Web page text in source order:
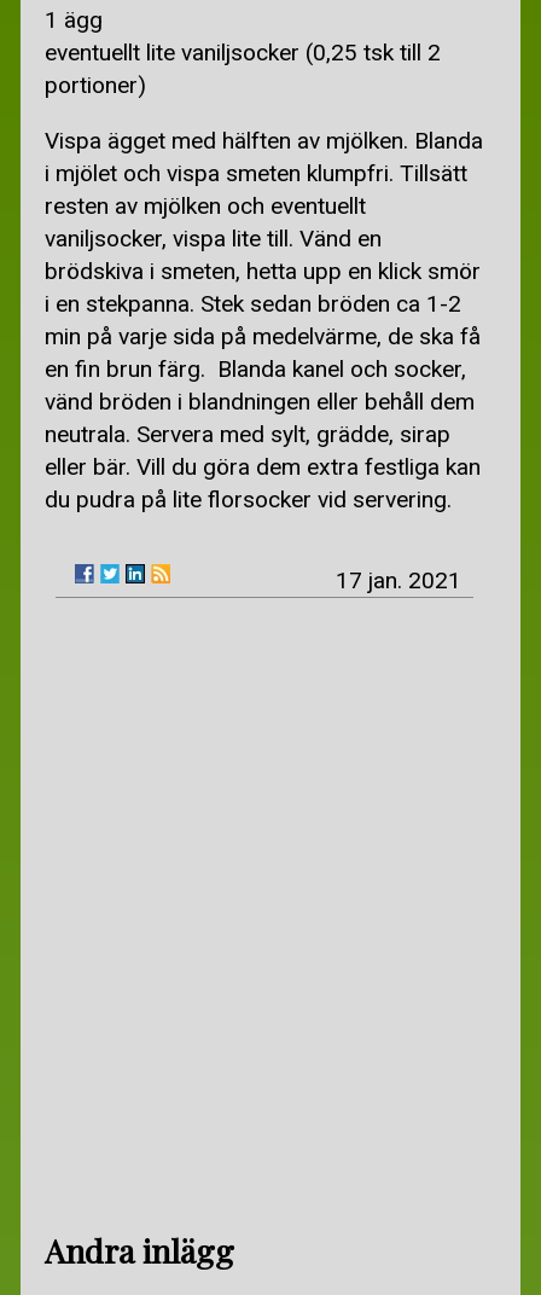
1 ägg
eventuellt lite vaniljsocker (0,25 tsk till 2
portioner)
Vispa ägget med hälften av mjölken. Blanda
i mjölet och vispa smeten klumpfri. Tillsätt
resten av mjölken och eventuellt
vaniljsocker, vispa lite till. Vänd en
brödskiva i smeten, hetta upp en klick smör
i en stekpanna. Stek sedan bröden ca 1-2
min på varje sida på medelvärme, de ska få
en fin brun färg. Blanda kanel och socker,
vänd bröden i blandningen eller behåll dem
neutrala. Servera med sylt, grädde, sirap
eller bär. Vill du göra dem extra festliga kan
du pudra på lite florsocker vid servering.
17 jan. 2021
Andra inlägg